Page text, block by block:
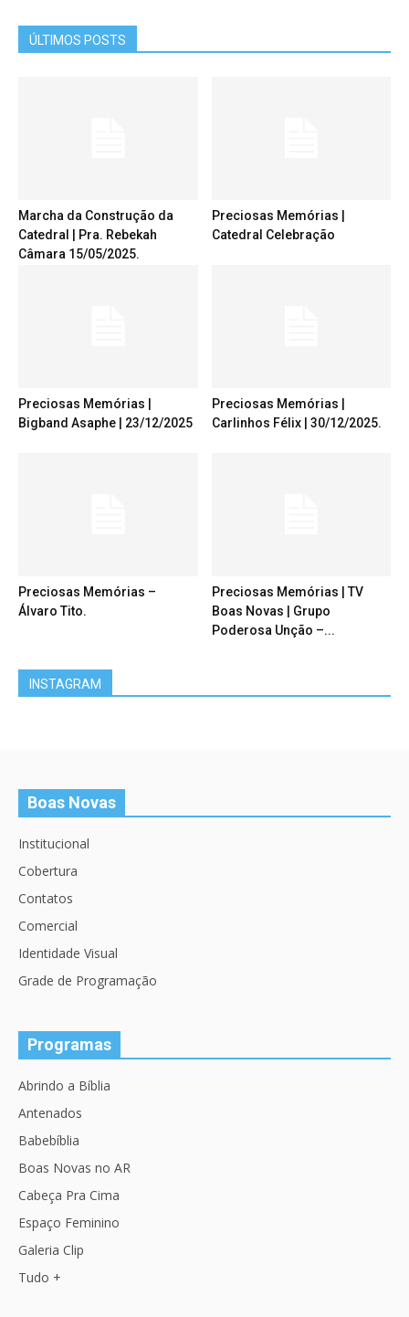
ÚLTIMOS POSTS
Marcha da Construção da
Catedral | Pra. Rebekah
Câmara 15/05/2025.
Preciosas Memórias |
Catedral Celebração
Preciosas Memórias |
Bigband Asaphe | 23/12/2025
Preciosas Memórias |
Carlinhos Félix | 30/12/2025.
Preciosas Memórias –
Álvaro Tito.
Preciosas Memórias | TV
Boas Novas | Grupo
Poderosa Unção –...
INSTAGRAM
Boas Novas
Institucional
Cobertura
Contatos
Comercial
Identidade Visual
Grade de Programação
Programas
Abrindo a Bíblia
Antenados
Babebíblia
Boas Novas no AR
Cabeça Pra Cima
Espaço Feminino
Galeria Clip
Tudo +